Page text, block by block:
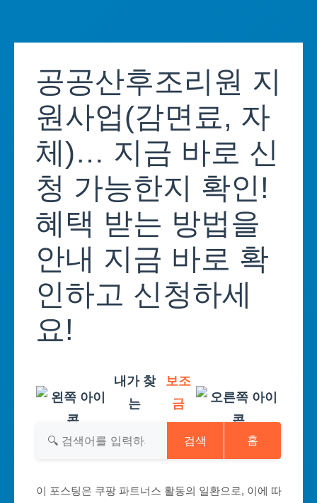
content공공산후조리원 지
원사업(감면료, 자
체)… 지금 바로 신
청 가능한지 확인!
혜택 받는 방법을
안내 지금 바로 확
인하고 신청하세
요!
내가 찾
는
보조
금
검색 홈
이 포스팅은 쿠팡 파트너스 활동의 일환으로, 이에 따